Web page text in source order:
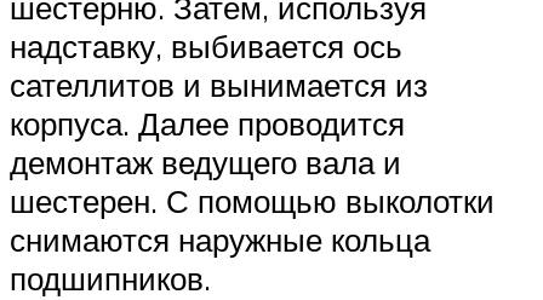
надставку, выбивается ось
сателлитов и вынимается из
корпуса. Далее проводится
демонтаж ведущего вала и
шестерен. С помощью выколотки
снимаются наружные кольца
подшипников.